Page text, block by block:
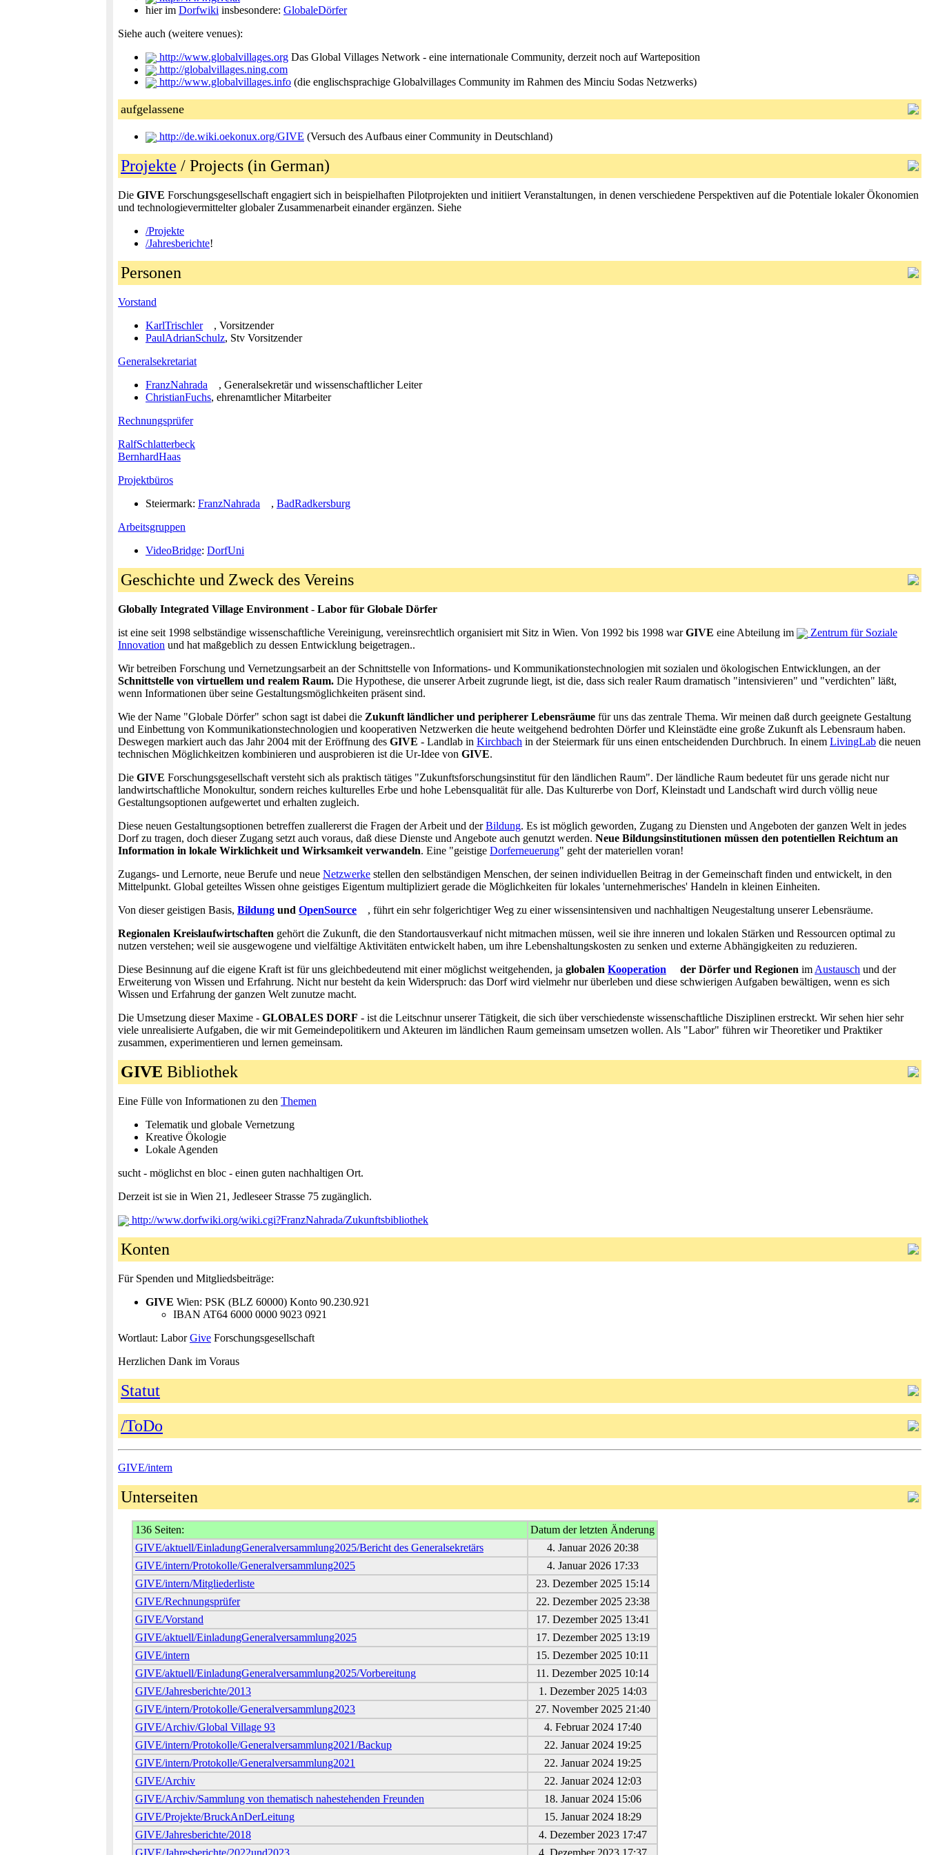
hier im Dorfwiki insbesondere: GlobaleDörfer
Siehe auch (weitere venues):
http://www.globalvillages.org Das Global Villages Network - eine internationale Community, derzeit noch auf Warteposition
http://globalvillages.ning.com
http://www.globalvillages.info (die englischsprachige Globalvillages Community im Rahmen des Minciu Sodas Netzwerks)
aufgelassene
http://de.wiki.oekonux.org/GIVE (Versuch des Aufbaus einer Community in Deutschland)
Projekte / Projects (in German)
Die GIVE Forschungsgesellschaft engagiert sich in beispielhaften Pilotprojekten und initiiert Veranstaltungen, in denen verschiedene Perspektiven auf die Potentiale lokaler Ökonomien
und technologievermittelter globaler Zusammenarbeit einander ergänzen. Siehe
/Projekte
/Jahresberichte!
Personen
Vorstand
KarlTrischler
, Vorsitzender
PaulAdrianSchulz, Stv Vorsitzender
Generalsekretariat
FranzNahrada
, Generalsekretär und wissenschaftlicher Leiter
ChristianFuchs, ehrenamtlicher Mitarbeiter
Rechnungsprüfer
RalfSchlatterbeck
BernhardHaas
Projektbüros
Steiermark: FranzNahrada , BadRadkersburg
Arbeitsgruppen
VideoBridge: DorfUni
Geschichte und Zweck des Vereins
Globally Integrated Village Environment - Labor für Globale Dörfer
ist eine seit 1998 selbständige wissenschaftliche Vereinigung, vereinsrechtlich organisiert mit Sitz in Wien. Von 1992 bis 1998 warGIVE eine Abteilung im
Zentrum für Soziale
Innovation und hat maßgeblich zu dessen Entwicklung beigetragen..
Wir betreiben Forschung und Vernetzungsarbeit an der Schnittstelle von Informations- und Kommunikationstechnologien mit sozialen und ökologischen Entwicklungen, an der
Schnittstelle von virtuellem und realem Raum. Die Hypothese, die unserer Arbeit zugrunde liegt, ist die, dass sich realer Raum dramatisch "intensivieren" und "verdichten" läßt,
wenn Informationen über seine Gestaltungsmöglichkeiten präsent sind.
Wie der Name "Globale Dörfer" schon sagt ist dabei die Zukunft ländlicher und peripherer Lebensräume für uns das zentrale Thema. Wir meinen daß durch geeignete Gestaltung
und Einbettung von Kommunikationstechnologien und kooperativen Netzwerken die heute weitgehend bedrohten Dörfer und Kleinstädte eine große Zukunft als Lebensraum haben.
Deswegen markiert auch das Jahr 2004 mit der Eröffnung des GIVE - Landlab in Kirchbach in der Steiermark für uns einen entscheidenden Durchbruch. In einem LivingLab die neuen
technischen Möglichkeitzen kombinieren und ausprobieren ist die Ur-Idee von GIVE.
Die GIVE Forschungsgesellschaft versteht sich als praktisch tätiges "Zukunftsforschungsinstitut für den ländlichen Raum". Der ländliche Raum bedeutet für uns gerade nicht nur
landwirtschaftliche Monokultur, sondern reiches kulturelles Erbe und hohe Lebensqualität für alle. Das Kulturerbe von Dorf, Kleinstadt und Landschaft wird durch völlig neue
Gestaltungsoptionen aufgewertet und erhalten zugleich.
Diese neuen Gestaltungsoptionen betreffen zuallererst die Fragen der Arbeit und derBildung. Es ist möglich geworden, Zugang zu Diensten und Angeboten der ganzen Welt in jedes
Dorf zu tragen, doch dieser Zugang setzt auch voraus, daß diese Dienste und Angebote auch genutzt werden. Neue Bildungsinstitutionen müssen den potentiellen Reichtum an
Information in lokale Wirklichkeit und Wirksamkeit verwandeln. Eine "geistige Dorferneuerung" geht der materiellen voran!
Zugangs- und Lernorte, neue Berufe und neue Netzwerke stellen den selbständigen Menschen, der seinen individuellen Beitrag in der Gemeinschaft finden und entwickelt, in den
Mittelpunkt. Global geteiltes Wissen ohne geistiges Eigentum multipliziert gerade die Möglichkeiten für lokales 'unternehmerisches' Handeln in kleinen Einheiten.
Von dieser geistigen Basis, Bildung und OpenSource
, führt ein sehr folgerichtiger Weg zu einer wissensintensiven und nachhaltigen Neugestaltung unserer Lebensräume.
Regionalen Kreislaufwirtschaften gehört die Zukunft, die den Standortausverkauf nicht mitmachen müssen, weil sie ihre inneren und lokalen Stärken und Ressourcen optimal zu
nutzen verstehen; weil sie ausgewogene und vielfältige Aktivitäten entwickelt haben, um ihre Lebenshaltungskosten zu senken und externe Abhängigkeiten zu reduzieren.
Diese Besinnung auf die eigene Kraft ist für uns gleichbedeutend mit einer möglichst weitgehenden, ja globalen Kooperation der Dörfer und Regionen im Austausch und der
Erweiterung von Wissen und Erfahrung. Nicht nur besteht da kein Widerspruch: das Dorf wird vielmehr nur überleben und diese schwierigen Aufgaben bewältigen, wenn es sich
Wissen und Erfahrung der ganzen Welt zunutze macht.
Die Umsetzung dieser Maxime - GLOBALES DORF - ist die Leitschnur unserer Tätigkeit, die sich über verschiedenste wissenschaftliche Disziplinen erstreckt. Wir sehen hier sehr
viele unrealisierte Aufgaben, die wir mit Gemeindepolitikern und Akteuren im ländlichen Raum gemeinsam umsetzen wollen. Als "Labor" führen wir Theoretiker und Praktiker
zusammen, experimentieren und lernen gemeinsam.
GIVE Bibliothek
Eine Fülle von Informationen zu den Themen
Telematik und globale Vernetzung
Kreative Ökologie
Lokale Agenden
sucht - möglichst en bloc - einen guten nachhaltigen Ort.
Derzeit ist sie in Wien 21, Jedleseer Strasse 75 zugänglich.
http://www.dorfwiki.org/wiki.cgi?FranzNahrada/Zukunftsbibliothek
Konten
Für Spenden und Mitgliedsbeiträge:
GIVE Wien: PSK (BLZ 60000) Konto 90.230.921
IBAN AT64 6000 0000 9023 0921
Wortlaut: LaborGive Forschungsgesellschaft
Herzlichen Dank im Voraus
Statut
/ToDo
GIVE/intern
Unterseiten
136 Seiten:
Datum der letzten Änderung
GIVE/aktuell/EinladungGeneralversammlung2025/Bericht des Generalsekretärs
4. Januar 2026 20:38
GIVE/intern/Protokolle/Generalversammlung2025
4. Januar 2026 17:33
GIVE/intern/Mitgliederliste
23. Dezember 2025 15:14
GIVE/Rechnungsprüfer
22. Dezember 2025 23:38
GIVE/Vorstand
17. Dezember 2025 13:41
GIVE/aktuell/EinladungGeneralversammlung2025
17. Dezember 2025 13:19
GIVE/intern
15. Dezember 2025 10:11
GIVE/aktuell/EinladungGeneralversammlung2025/Vorbereitung
11. Dezember 2025 10:14
GIVE/Jahresberichte/2013
1. Dezember 2025 14:03
GIVE/intern/Protokolle/Generalversammlung2023
27. November 2025 21:40
GIVE/Archiv/Global Village 93
4. Februar 2024 17:40
GIVE/intern/Protokolle/Generalversammlung2021/Backup
22. Januar 2024 19:25
GIVE/intern/Protokolle/Generalversammlung2021
22. Januar 2024 19:25
GIVE/Archiv
22. Januar 2024 12:03
GIVE/Archiv/Sammlung von thematisch nahestehenden Freunden
18. Januar 2024 15:06
GIVE/Projekte/BruckAnDerLeitung
15. Januar 2024 18:29
GIVE/Jahresberichte/2018
4. Dezember 2023 17:47
GIVE/Jahresberichte/2022und2023
4. Dezember 2023 17:37